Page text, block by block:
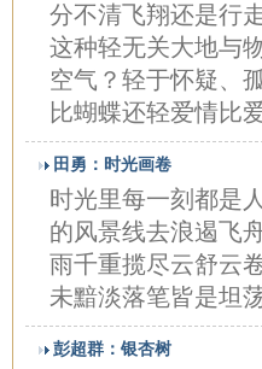
分不清飞翔还是行
这种轻无关大地与
空气？轻于怀疑、
比蝴蝶还轻爱情比
田勇：时光画卷
时光里每一刻都是
的风景线去浪遏飞
雨千重揽尽云舒云
未黯淡落笔皆是坦
彭超群：银杏树